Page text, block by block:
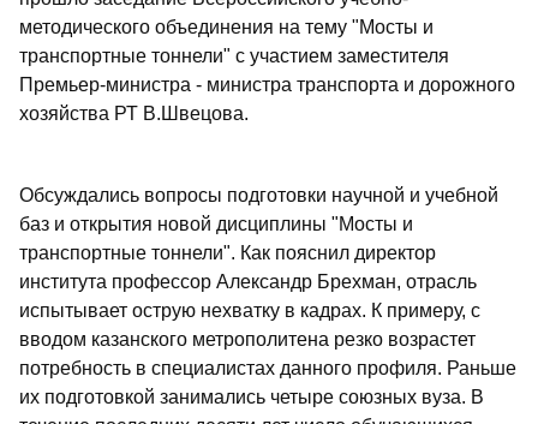
методического объединения на тему "Мосты и
транспортные тоннели" с участием заместителя
Премьер-министра - министра транспорта и дорожного
хозяйства РТ В.Швецова.
Обсуждались вопросы подготовки научной и учебной
баз и открытия новой дисциплины "Мосты и
транспортные тоннели". Как пояснил директор
института профессор Александр Брехман, отрасль
испытывает острую нехватку в кадрах. К примеру, с
вводом казанского метрополитена резко возрастет
потребность в специалистах данного профиля. Раньше
их подготовкой занимались четыре союзных вуза. В